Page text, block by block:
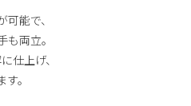
能で、
両立。
仕上げ、
。